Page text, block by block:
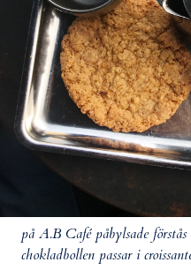
på A.B Café påbylsade
chokladbollen passar i